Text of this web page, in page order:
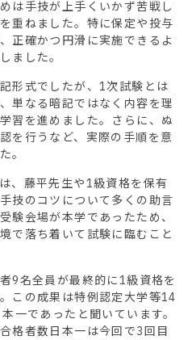
は手技が上手くいかず苦戦し
重ねました。特に保定や投与
正確かつ円滑に実施できるよ
ました。
形式でしたが、1次試験とは
単なる暗記ではなく内容を理
習を進めました。さらに、ぬ
を行うなど、実際の手順を意
。
、藤平先生や1級資格を保有
技のコツについて多くの助言
験会場が本学であったため、
で落ち着いて試験に臨むこと
9名全員が最終的に1級資格を
この成果は特例認定大学等14
一であったと聞いています。
格者数日本一は今回で3回目